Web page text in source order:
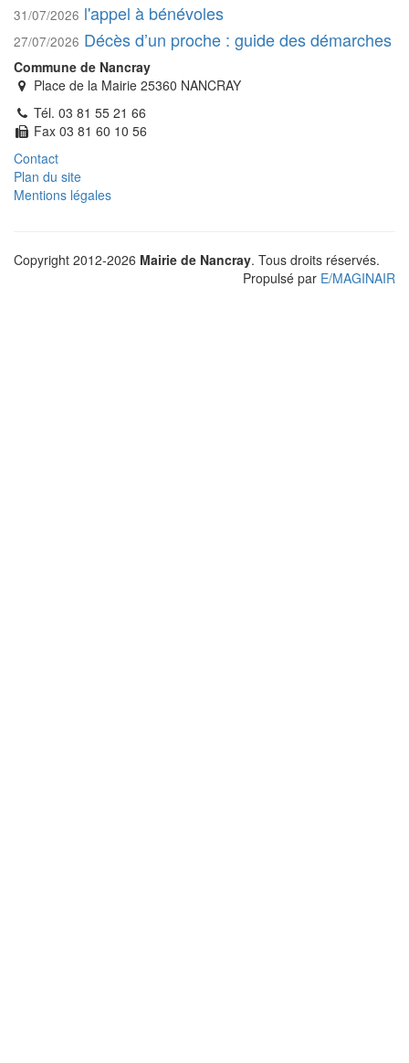
31/07/2026 l'appel à bénévoles
27/07/2026 Décès d’un proche : guide des démarches
Commune de Nancray
Place de la Mairie 25360 NANCRAY
Tél. 03 81 55 21 66
Fax 03 81 60 10 56
Contact
Plan du site
Mentions légales
Copyright 2012-2026 Mairie de Nancray. Tous droits réservés.
Propulsé par E/MAGINAIR